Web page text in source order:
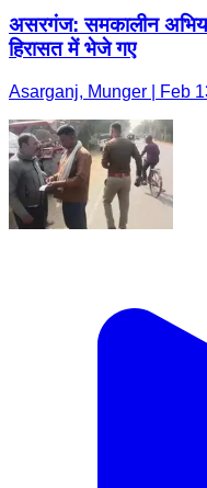
असरगंज: समकालीन
हिरासत में भेजे गए
Asarganj, Munger | Feb